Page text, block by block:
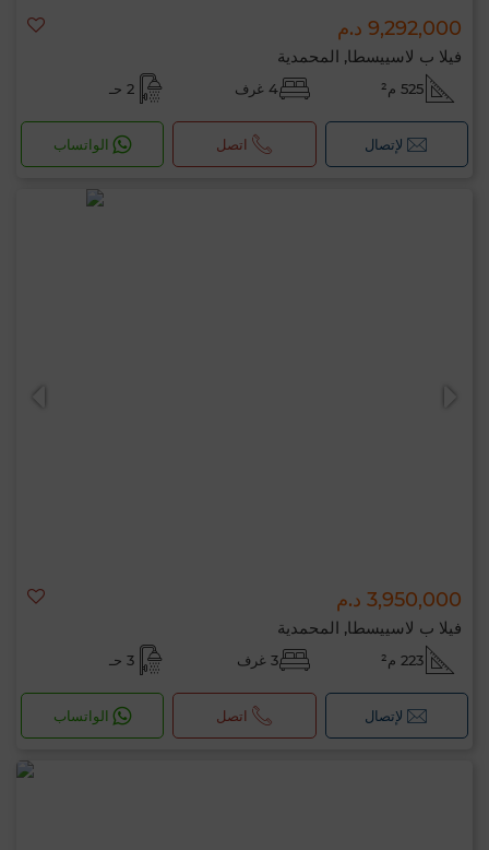
9,292,000 د.م
فيلا ب لاسييسطا, المحمدية
525 م² 4 غرف 2 حـ
لإتصال اتصل الواتساب
3,950,000 د.م
فيلا ب لاسييسطا, المحمدية
223 م² 3 غرف 3 حـ
لإتصال اتصل الواتساب